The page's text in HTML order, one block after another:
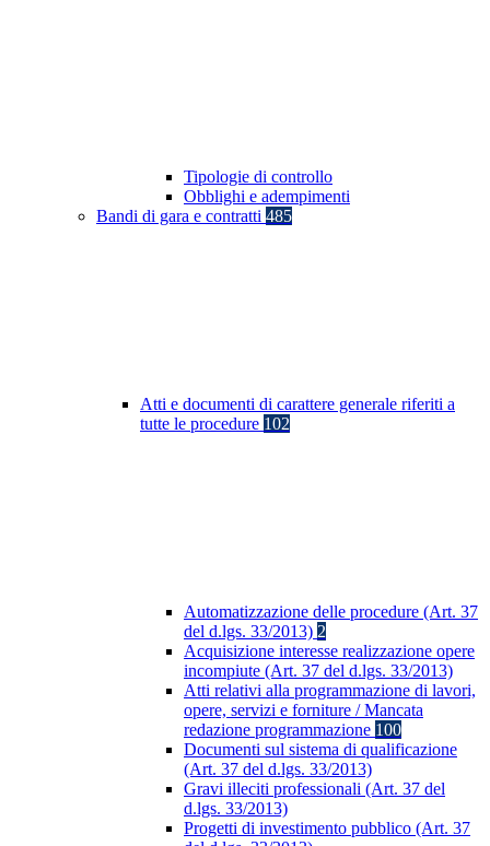
Tipologie di controllo
Obblighi e adempimenti
Bandi di gara e contratti 485
Atti e documenti di carattere generale riferiti a
tutte le procedure 102
Automatizzazione delle procedure (Art. 37
del d.lgs. 33/2013) 2
Acquisizione interesse realizzazione opere
incompiute (Art. 37 del d.lgs. 33/2013)
Atti relativi alla programmazione di lavori,
opere, servizi e forniture / Mancata
redazione programmazione 100
Documenti sul sistema di qualificazione
(Art. 37 del d.lgs. 33/2013)
Gravi illeciti professionali (Art. 37 del
d.lgs. 33/2013)
Progetti di investimento pubblico (Art. 37